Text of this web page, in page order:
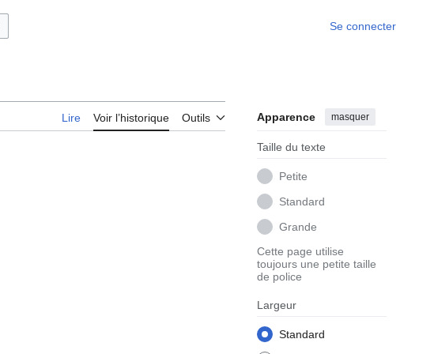
Se connecter
Lire Voir l’historique Outils Apparence masquer
Taille du texte
Petite
Standard
Grande
Cette page utilise
toujours une petite taille
de police
Largeur
Standard